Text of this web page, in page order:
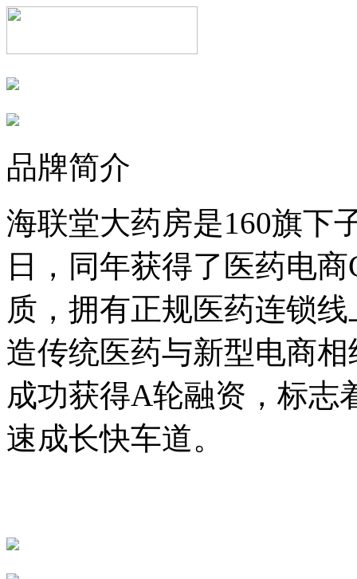
品牌简介
海联堂大药房是160旗下
日，同年获得了医药电
质，拥有正规医药连锁
造传统医药与新型电商
成功获得A轮融资，标志
速成长快车道。